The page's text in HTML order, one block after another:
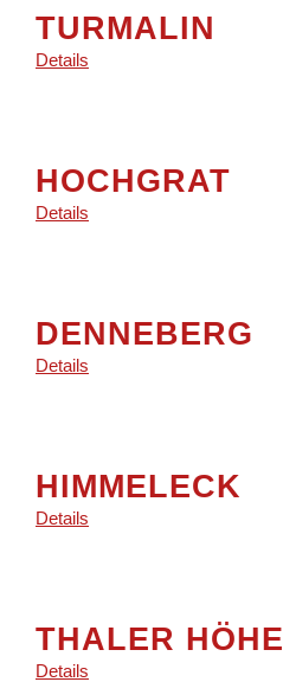
TURMALIN
Details
HOCHGRAT
Details
DENNEBERG
Details
HIMMELECK
Details
THALER HÖHE
Details